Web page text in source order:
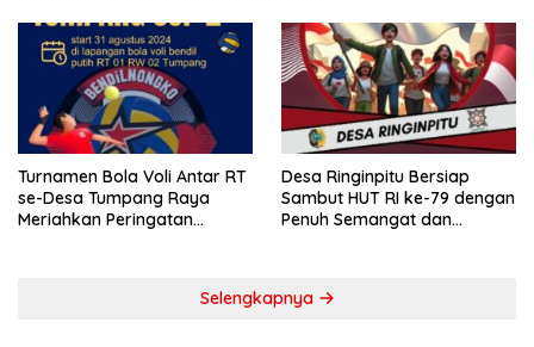
Turnamen Bola Voli Antar RT
se-Desa Tumpang Raya
Meriahkan Peringatan
Desa Ringinpitu Bersiap
Sambut HUT RI ke-79 dengan
Penuh Semangat dan
Selengkapnya